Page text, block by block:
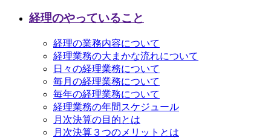
経理のやっていること
経理の業務内容について
経理業務の大まかな流れについて
日々の経理業務について
毎月の経理業務について
毎年の経理業務について
経理業務の年間スケジュール
月次決算の目的とは
月次決算３つのメリットとは